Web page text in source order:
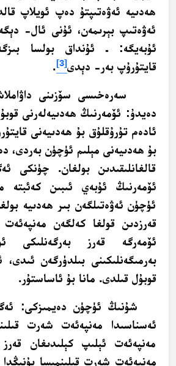
ھەدىيە ئەۋەتىپتۇ دەپ ئويلاپ
ئەۋەتىپ بېرىمەن، ئۇنى ئال-
ئۇبەيگە: ـ ئۇنداق بولسا
قايتۇرۇپ بەر- دېدى[3]
.
سەرەخىسى سۆزىنى
دەيدۇ: ئۆمەرنىڭ ھەدىيەلەرنى
ئادەم تۇرۇقلۇق بۇ ھەدىيەنى
بۇ ھەدىيەنى مېلىم ئۈچۈن بەردى،
قالغانلىقىدىن بولغان. چۈنكى
ئۆمەرنىڭ ئۇبەي ئىبىن كەئبتە
ئۈچۈن ئەۋەتىلگەن بىر ھەدىيە
قەرزدىن قولغا كەلگەن مەنپەئەت
ئۆمەرگە قەرز بەرگەنلىكى
بەرمىگەنلىكىنى بىلدۈرگەن ئىدى،
قوبۇل قىلدى. مانا بۇ ئاساستۇر.
شۇنىڭ ئۈچۈن دەيمىزكى:
ئەسناسىدا مەنپەئەت شەرت
مەنپەئەت ئېلىپ كېلىدىغان قەرز
مەنپەئەت شەرت قىلىنمىسا